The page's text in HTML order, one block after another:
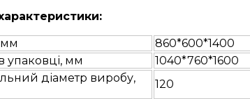
мм
860*600*1400
упаковці, мм
1040*760*1600
діаметр виробу,
120